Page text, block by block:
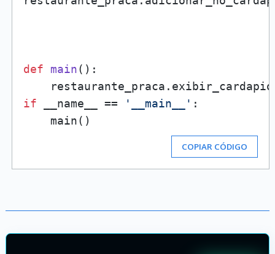
def main():
if __name__ == '__main__' :
COPIAR CÓDIGO